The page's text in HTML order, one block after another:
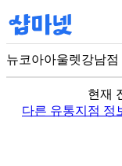
뉴코아아울렛강남점
100m
현재
다른 유통지점 정